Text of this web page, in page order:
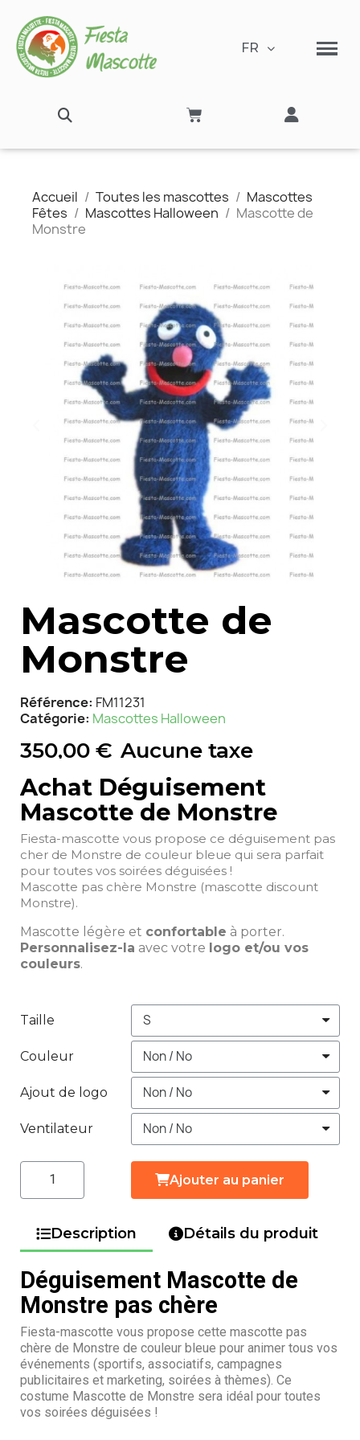
FR
Accueil Toutes les mascottes
Mascottes
Fêtes
Mascottes Halloween
Mascotte de
Monstre
Mascotte de
Monstre
Référence FM11231
Catégorie Mascottes Halloween
350,00 € Aucune taxe
Achat Déguisement
Mascotte de Monstre
Fiesta-mascotte vous propose ce déguisement pas
cher de Monstre de couleur bleue qui sera parfait
pour toutes vos soirées déguisées !
Mascotte pas chère Monstre (mascotte discount
Monstre).
Mascotte légère et confortable à porter.
Personnalisez-la avec votre logo et/ou vos
couleurs.
Taille
Couleur
Ajout de logo
Ventilateur
Ajouter au panier
Description Détails du produit
Déguisement Mascotte de
Monstre pas chère
Fiesta-mascotte vous propose cette mascotte pas
chère de Monstre de couleur bleue pour animer tous vos
événements (sportifs, associatifs, campagnes
publicitaires et marketing, soirées à thèmes). Ce
costume Mascotte de Monstre sera idéal pour toutes
vos soirées déguisées !